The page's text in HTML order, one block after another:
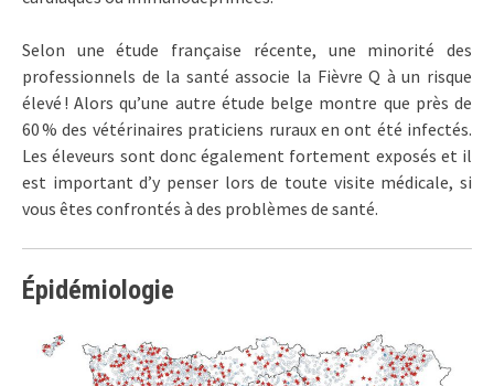
Selon une étude française récente, une minorité des
professionnels de la santé associe la Fièvre Q à un risque
élevé ! Alors qu’une autre étude belge montre que près de
60 % des vétérinaires praticiens ruraux en ont été infectés.
Les éleveurs sont donc également fortement exposés et il
est important d’y penser lors de toute visite médicale, si
vous êtes confrontés à des problèmes de santé.
Épidémiologie